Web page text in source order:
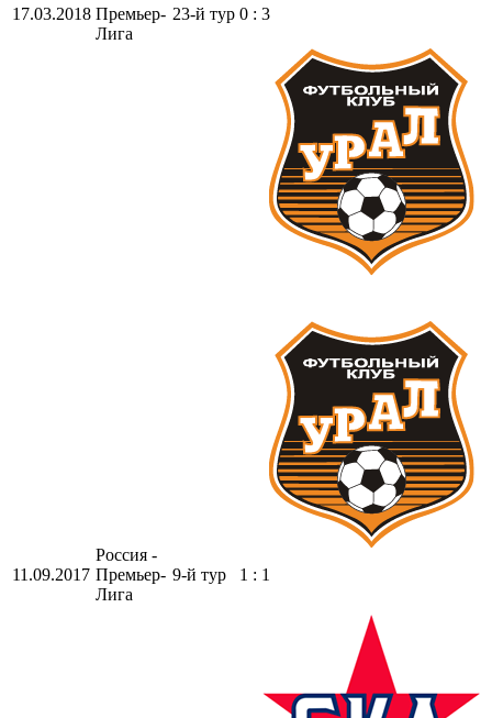
17.03.2018 Премьер-
Лига
23-й тур 0 : 3
11.09.2017
Россия -
Премьер-
Лига
9-й тур 1 : 1